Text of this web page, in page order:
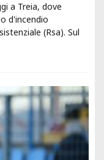
a Treia, dove
d'incendio
(Rsa). Sul